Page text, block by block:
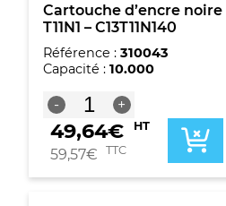
Cartouche d’encre
T11N1 – C13T11N140
Référence : 310043
Capacité : 10.000
-
quantité
de
Cartouche
d'encre
noire
originale
+
49,64€ HT
59,57€ TTC